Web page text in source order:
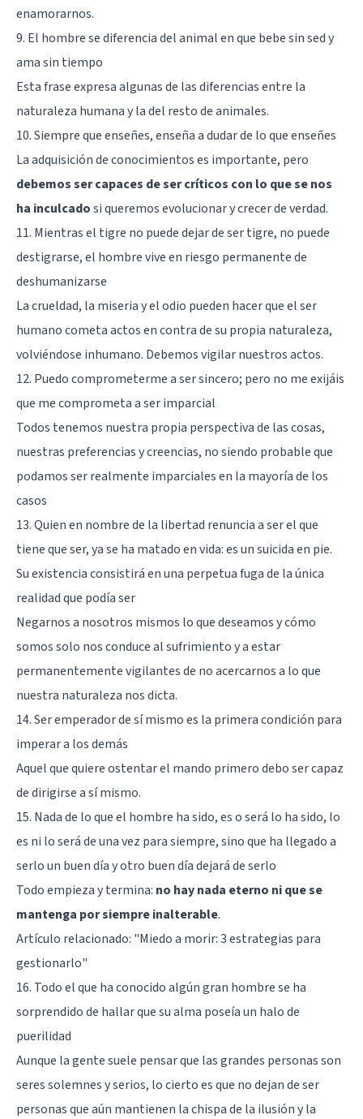
enamorarnos.
9. El hombre se diferencia del animal en que bebe sin sed y
ama sin tiempo
Esta frase expresa algunas de las diferencias entre la
naturaleza humana y la del resto de animales.
10. Siempre que enseñes, enseña a dudar de lo que enseñes
La adquisición de conocimientos es importante, pero
debemos ser capaces de ser críticos con lo que se nos
ha inculcadosi queremos evolucionar y crecer de verdad.
11. Mientras el tigre no puede dejar de ser tigre, no puede
destigrarse, el hombre vive en riesgo permanente de
deshumanizarse
La crueldad, la miseria y el odio pueden hacer que el ser
humano cometa actos en contra de su propia naturaleza,
volviéndose inhumano. Debemos vigilar nuestros actos.
12. Puedo comprometerme a ser sincero; pero no me exijáis
que me comprometa a ser imparcial
Todos tenemos nuestra propia perspectiva de las cosas,
nuestras preferencias y creencias, no siendo probable que
podamos ser realmente imparciales en la mayoría de los
casos
13. Quien en nombre de la libertad renuncia a ser el que
tiene que ser, ya se ha matado en vida: es un suicida en pie.
Su existencia consistirá en una perpetua fuga de la única
realidad que podía ser
Negarnos a nosotros mismos lo que deseamos y cómo
somos solo nos conduce al sufrimiento y a estar
permanentemente vigilantes de no acercarnos a lo que
nuestra naturaleza nos dicta.
14. Ser emperador de sí mismo es la primera condición para
imperar a los demás
Aquel que quiere ostentar el mando primero debo ser capaz
de dirigirse a sí mismo.
15. Nada de lo que el hombre ha sido, es o será lo ha sido, lo
es ni lo será de una vez para siempre, sino que ha llegado a
serlo un buen día y otro buen día dejará de serlo
Todo empieza y termina: no hay nada eterno ni que se
mantenga por siempre inalterable.
Artículo relacionado: "Miedo a morir: 3 estrategias para
gestionarlo"
16. Todo el que ha conocido algún gran hombre se ha
sorprendido de hallar que su alma poseía un halo de
puerilidad
Aunque la gente suele pensar que las grandes personas son
seres solemnes y serios, lo cierto es que no dejan de ser
personas que aún mantienen la chispa de la ilusión y la